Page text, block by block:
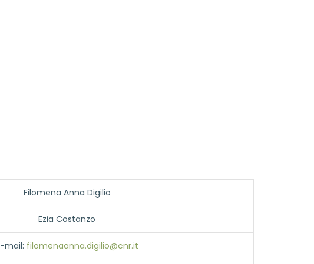
Filomena Anna Digilio
Ezia Costanzo
mail: filomenaanna.digilio@cnr.it